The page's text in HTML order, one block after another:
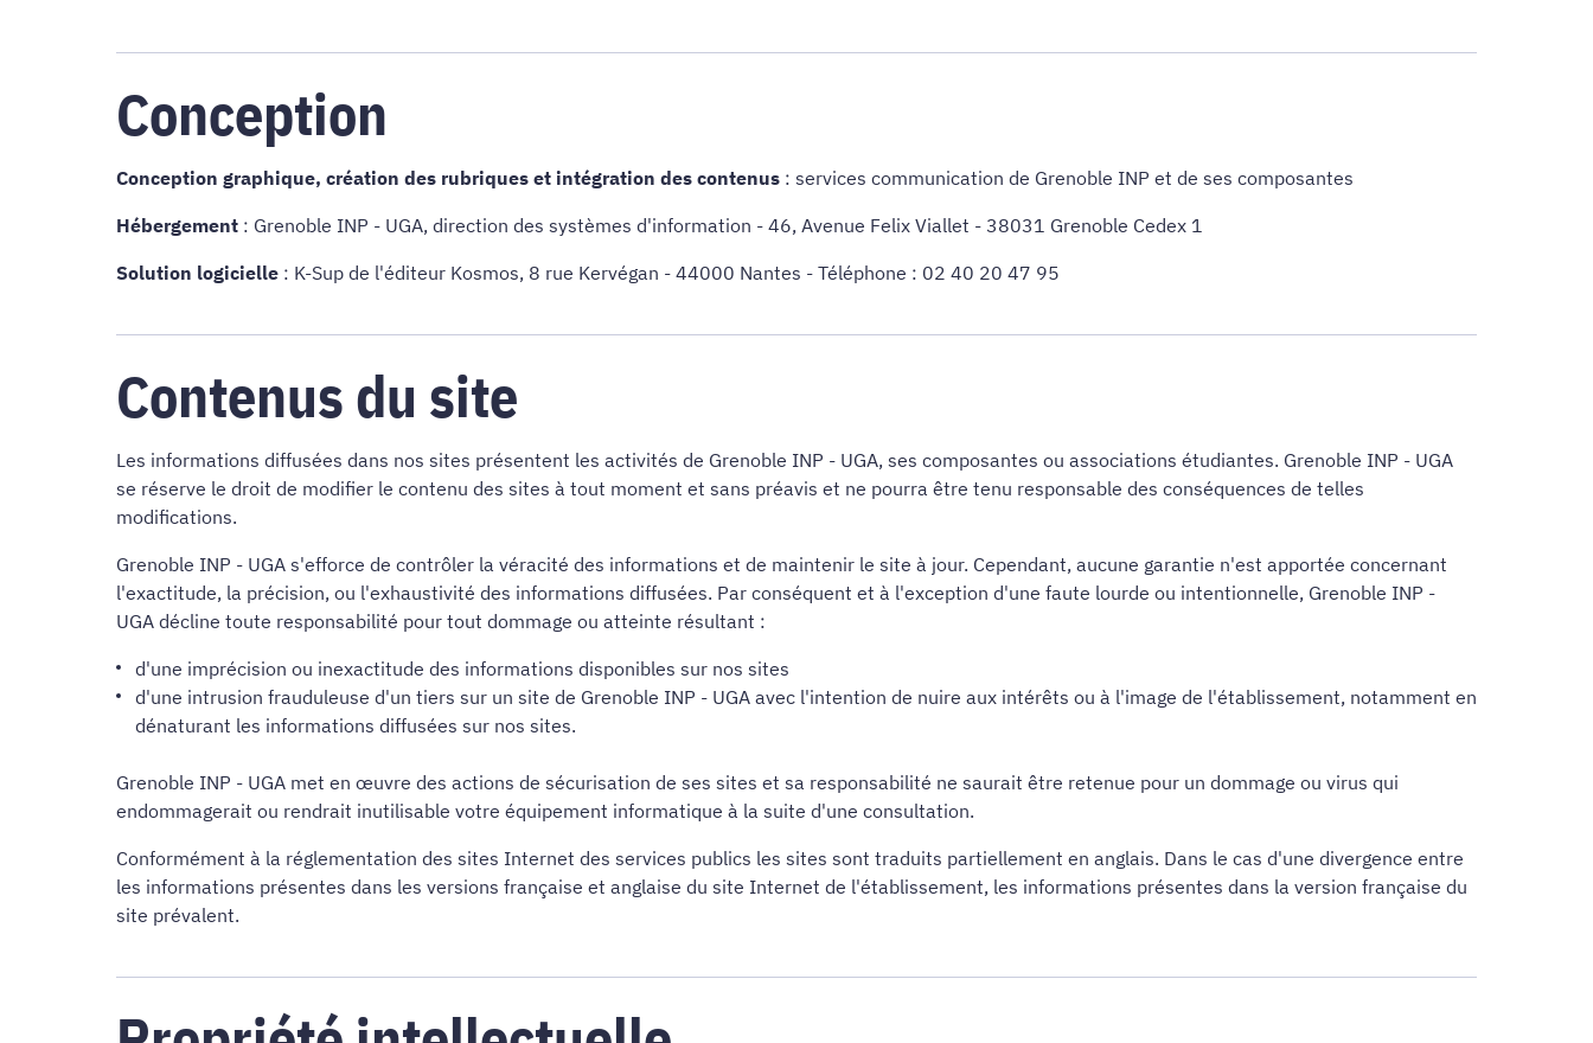
Conception
Conception graphique, création des rubriques et intégration des contenus : services communication de Grenoble INP et de ses composantes
Hébergement : Grenoble INP - UGA, direction des systèmes d'information - 46, Avenue Felix Viallet - 38031 Grenoble Cedex 1
Solution logicielle : K-Sup de l'éditeur Kosmos, 8 rue Kervégan - 44000 Nantes - Téléphone : 02 40 20 47 95
Contenus du site
Les informations diffusées dans nos sites présentent les activités de Grenoble INP - UGA, ses composantes ou associations étudiantes. Grenoble INP - UGA
se réserve le droit de modifier le contenu des sites à tout moment et sans préavis et ne pourra être tenu responsable des conséquences de telles
modifications.
Grenoble INP - UGA s'efforce de contrôler la véracité des informations et de maintenir le site à jour. Cependant, aucune garantie n'est apportée concernant
l'exactitude, la précision, ou l'exhaustivité des informations diffusées. Par conséquent et à l'exception d'une faute lourde ou intentionnelle, Grenoble INP -
UGA décline toute responsabilité pour tout dommage ou atteinte résultant :
d'une imprécision ou inexactitude des informations disponibles sur nos sites
d'une intrusion frauduleuse d'un tiers sur un site de Grenoble INP - UGA avec l'intention de nuire aux intérêts ou à l'image de l'établissement, notamment en
dénaturant les informations diffusées sur nos sites.
Grenoble INP - UGA met en œuvre des actions de sécurisation de ses sites et sa responsabilité ne saurait être retenue pour un dommage ou virus qui
endommagerait ou rendrait inutilisable votre équipement informatique à la suite d'une consultation.
Conformément à la réglementation des sites Internet des services publics les sites sont traduits partiellement en anglais. Dans le cas d'une divergence entre
les informations présentes dans les versions française et anglaise du site Internet de l'établissement, les informations présentes dans la version française du
site prévalent.